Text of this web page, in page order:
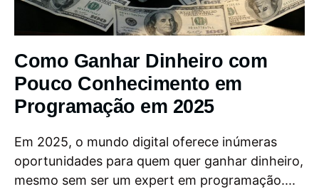
Como Ganhar Dinheiro com
Pouco Conhecimento em
Programação em 2025
Em 2025, o mundo digital oferece inúmeras
oportunidades para quem quer ganhar dinheiro,
mesmo sem ser um expert em programação....